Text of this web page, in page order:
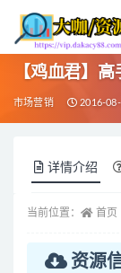
【鸡血君】
市场营销 2016-
详情介绍
当前位置： 首页
资源
全部